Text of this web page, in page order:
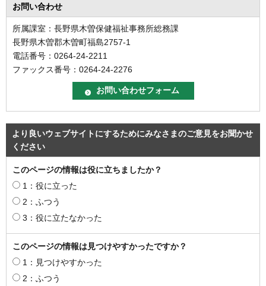
お問い合わせ
所属課室：長野県木曽保健福祉事務所総務課
長野県木曽郡木曽町福島2757-1
電話番号：0264-24-2211
ファックス番号：0264-24-2276
より良いウェブサイトにするためにみなさまのご意見をお聞かせ
ください
このページの情報は役に立ちましたか？
1：役に立った
2：ふつう
3：役に立たなかった
このページの情報は見つけやすかったですか？
1：見つけやすかった
2：ふつう